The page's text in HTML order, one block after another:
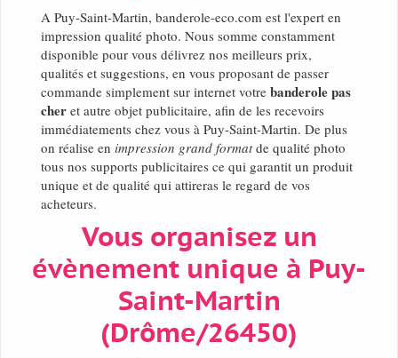
A Puy-Saint-Martin, banderole-eco.com est l'expert en
impression qualité photo. Nous somme constamment
disponible pour vous délivrez nos meilleurs prix,
qualités et suggestions, en vous proposant de passer
commande simplement sur internet votre banderole pas
cher et autre objet publicitaire, afin de les recevoirs
immédiatements chez vous à Puy-Saint-Martin. De plus
on réalise en impression grand formatde qualité photo
tous nos supports publicitaires ce qui garantit un produit
unique et de qualité qui attireras le regard de vos
acheteurs.
Vous organisez un
évènement unique à Puy-
Saint-Martin
(Drôme/26450)